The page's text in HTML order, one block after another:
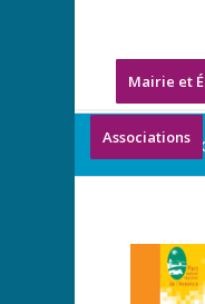
Mairie et
Associations
Info